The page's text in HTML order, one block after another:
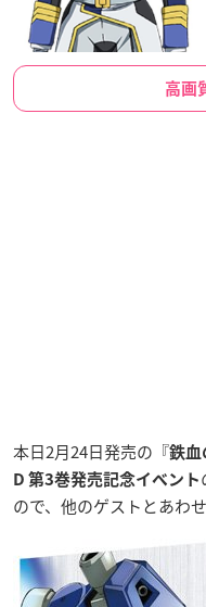
高画
本日2月24日発売の『鉄血
D 第3巻発売記念イベント
ので、他のゲストとあわ